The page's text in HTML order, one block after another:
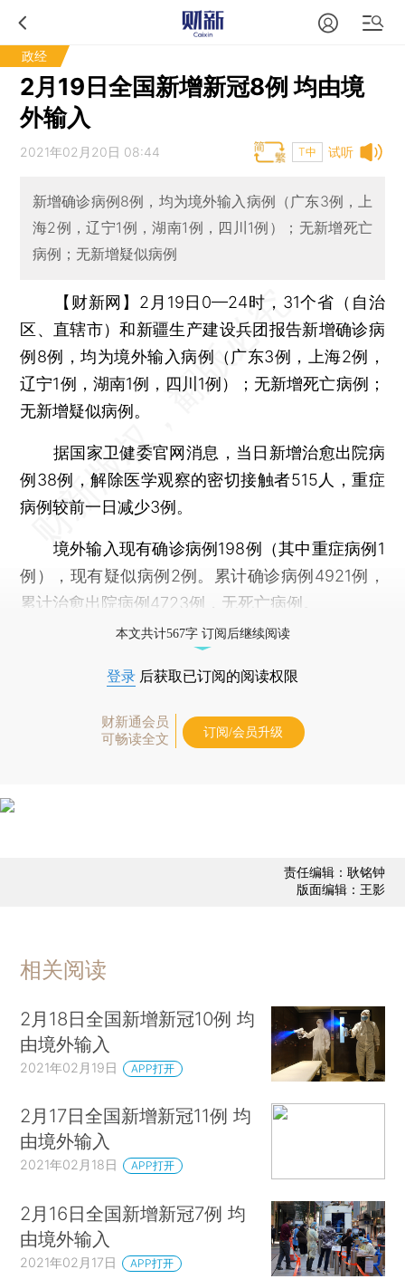
政经
2月19日全国新增新冠8例 均由境
外输入
试听
2021年02月20日 08:44 T中
新增确诊病例8例，均为境外输入病例（广东3例，上
海2例，辽宁1例，湖南1例，四川1例）；无新增死亡
病例；无新增疑似病例
【财新网】 2月19日0—24时，31个省（自治
区、直辖市）和新疆生产建设兵团报告新增确诊病
例8例，均为境外输入病例（广东3例，上海2例，
辽宁1例，湖南1例，四川1例）；无新增死亡病例；
无新增疑似病例。
据国家卫健委官网消息，当日新增治愈出院病
例38例，解除医学观察的密切接触者515人，重症
病例较前一日减少3例。
境外输入现有确诊病例198例（其中重症病例1
例），现有疑似病例2例。累计确诊病例4921例，
累计治愈出院病例4723例，无死亡病例。
本文共计567字 订阅后继续阅读
登录 后获取已订阅的阅读权限
财新通会员
可畅读全文
订阅/会员升级
责任编辑：耿铭钟
版面编辑：王影
相关阅读
2月18日全国新增新冠10例 均
由境外输入
2021年02月19日 APP打开
2月17日全国新增新冠11例 均
由境外输入
2021年02月18日 APP打开
2月16日全国新增新冠7例 均
由境外输入
2021年02月17日 APP打开